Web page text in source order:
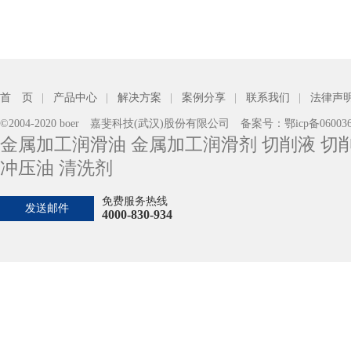
首 页 产品中心 解决方案 案例分享 联系我们 法律声
©2004-2020 boer 嘉斐科技(武汉)股份有限公司 备案号： 鄂icp备
金属加工润滑油 金属加工润滑剂 切削液 切
冲压油 清洗剂
发送邮件
免费服务热线
4000-830-934